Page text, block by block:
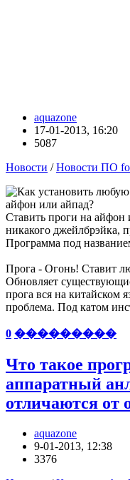
aquazone
17-01-2013, 16:20
5087
Новости /Новости ПО
Ставить проги на айфон
никакого джейлбрэйка,
Программа под
Прога - Огонь! Ставит
Обновляет
прога вся на китайском
проблема. Под катом
0 ���������
Что такое
аппаратный
отличаются от
aquazone
9-01-2013, 12:38
3376